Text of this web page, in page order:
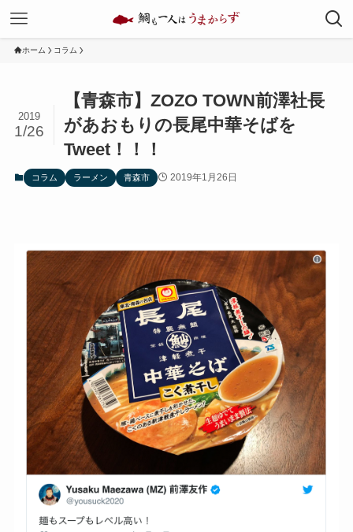
ホーム コラム
【青森市】ZOZO TOWN前澤社長
があおもりの長尾中華そばを
Tweet！！！
2019
1/26
コラム ラーメン 青森市 2019年1月26日